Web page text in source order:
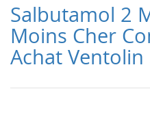
Salbutamol 2
Moins Cher
Achat Ventolin